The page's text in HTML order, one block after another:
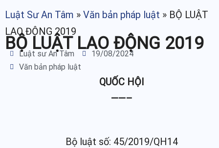
Luật Sư An Tâm » Văn bản pháp luật » BỘ LUẬT
LAO ĐỘNG 2019
BỘ LUẬT LAO ĐỘNG 2019
Luật sư An Tâm
19/08/2024
Văn bản pháp luật
QUỐC HỘI
——–
Bộ luật số: 45/2019/QH14